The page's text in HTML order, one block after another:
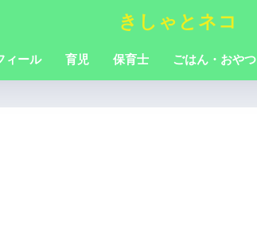
きしゃとネコ
ィール 育児 保育士 ごはん・おやつ